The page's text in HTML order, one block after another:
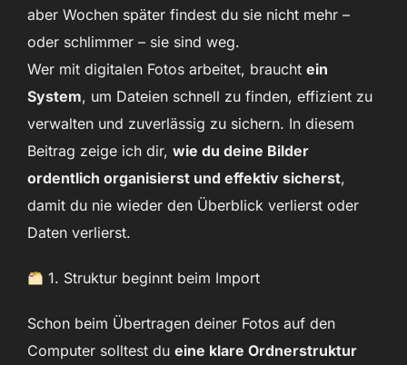
aber Wochen später findest du sie nicht mehr –
oder schlimmer – sie sind weg.
Wer mit digitalen Fotos arbeitet, braucht ein
System, um Dateien schnell zu finden, effizient zu
verwalten und zuverlässig zu sichern. In diesem
Beitrag zeige ich dir, wie du deine Bilder
ordentlich organisierst und effektiv sicherst,
damit du nie wieder den Überblick verlierst oder
Daten verlierst.
1. Struktur beginnt beim Import
Schon beim Übertragen deiner Fotos auf den
Computer solltest du eine klare Ordnerstruktur